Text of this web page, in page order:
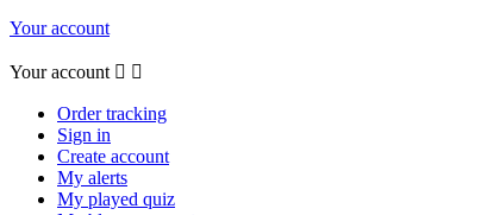
Your account
Your account  
Order tracking
Sign in
Create account
My alerts
My played quiz